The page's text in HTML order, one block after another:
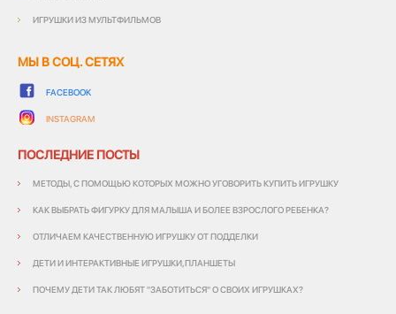
ИГРУШКИ ИЗ МУЛЬТФИЛЬМОВ
МЫ В СОЦ. СЕТЯХ
FACEBOOK
INSTAGRAM
ПОСЛЕДНИЕ ПОСТЫ
МЕТОДЫ, С ПОМОЩЬЮ КОТОРЫХ МОЖНО УГОВОРИТЬ КУПИТЬ ИГРУШКУ
КАК ВЫБРАТЬ ФИГУРКУ ДЛЯ МАЛЫША И БОЛЕЕ ВЗРОСЛОГО РЕБЕНКА?
ОТЛИЧАЕМ КАЧЕСТВЕННУЮ ИГРУШКУ ОТ ПОДДЕЛКИ
ДЕТИ И ИНТЕРАКТИВНЫЕ ИГРУШКИ,ПЛАНШЕТЫ
ПОЧЕМУ ДЕТИ ТАК ЛЮБЯТ "ЗАБОТИТЬСЯ" О СВОИХ ИГРУШКАХ?